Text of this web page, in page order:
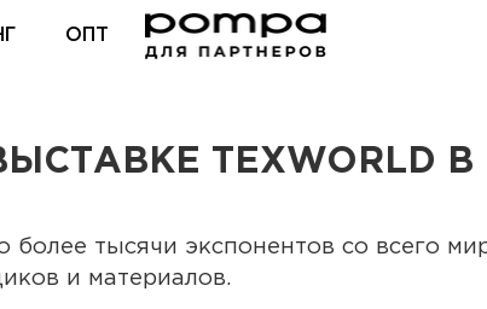
ОПТ
TEXWORLD
тысячи экспонентов со всего
и материалов.